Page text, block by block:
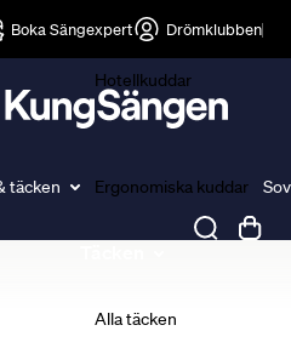
Boka Sängexpert Drömklubben
täcken
Hotellkuddar
Ergonomiska kuddar
Alla täcken